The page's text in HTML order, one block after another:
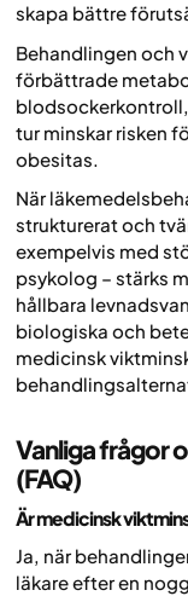
skapa bättre
Behandlingen och
förbättrade
tur minskar risken
obesitas.
När
strukturerat och
exempelvis med
psykolog – stärks
hållbara
biologiska och
medicinsk
Vanliga frågor
(FAQ)
Är medicinsk
Ja, när
läkare efter en